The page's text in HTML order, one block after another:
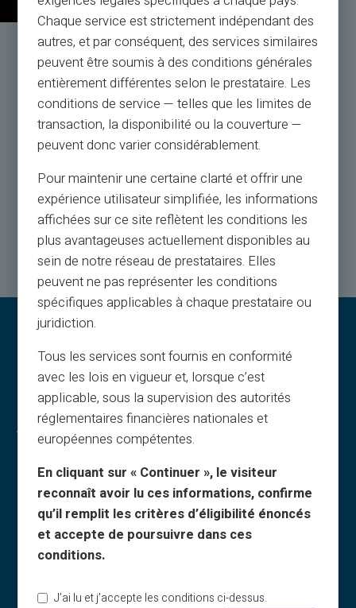
Service og support af
rigtige mennesker, ikke bots
Kundeservice på engelsk til din tjeneste med billet
24/24, via
Kontakt os
Juridiske oplysninger & vilkår
Juridisk meddelelse
Privatlivspolitik
Brugsbetingelser
Cookiepolitik
Vejledninger
Chaque service est strictement indépendant des
autres, et par conséquent, des services similaires
peuvent être soumis à des conditions générales
entièrement différentes selon le prestataire. Les
conditions de service — telles que les limites de
transaction, la disponibilité ou la couverture —
peuvent donc varier considérablement.
Pour maintenir une certaine clarté et offrir une
expérience utilisateur simplifiée, les informations
affichées sur ce site reflètent les conditions les
plus avantageuses actuellement disponibles au
sein de notre réseau de prestataires. Elles
peuvent ne pas représenter les conditions
spécifiques applicables à chaque prestataire ou
juridiction.
Tous les services sont fournis en conformité
avec les lois en vigueur et, lorsque c’est
applicable, sous la supervision des autorités
réglementaires financières nationales et
européennes compétentes.
En cliquant sur « Continuer », le visiteur
reconnaît avoir lu ces informations, confirme
qu’il remplit les critères d’éligibilité énoncés
et accepte de poursuivre dans ces
conditions.
J’ai lu et j’accepte les conditions ci-dessus.